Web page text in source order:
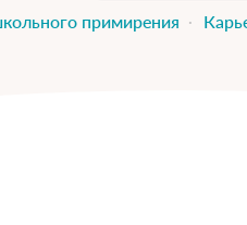
примирения